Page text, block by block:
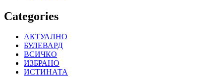
Categories
АКТУАЛНО
БУЛЕВАРД
ВСИЧКО
ИЗБРАНО
ИСТИНАТА